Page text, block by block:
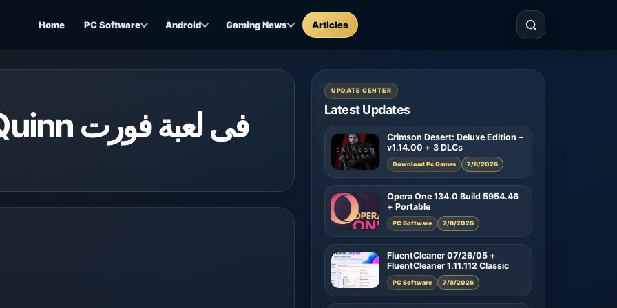
Home PC Software Android Gaming News Articles
UPDATE CENTER
Latest Updates
Crimson Desert: Deluxe Edition –
v1.14.00 + 3 DLCs
Download Pc Games 7/8/2026
Opera One 134.0 Build 5954.46
+ Portable
PC Software 7/8/2026
FluentCleaner 07/26/05 +
FluentCleaner 1.11.112 Classic
PC Software 7/8/2026